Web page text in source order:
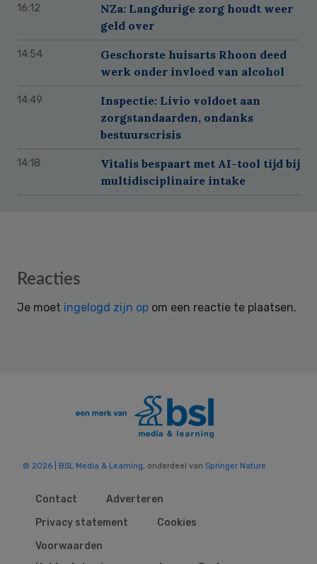
16:12
NZa: Langdurige zorg houdt weer
geld over
14:54
Geschorste huisarts Rhoon deed
werk onder invloed van alcohol
14:49
Inspectie: Livio voldoet aan
zorgstandaarden, ondanks
bestuurscrisis
14:18
Vitalis bespaart met AI-tool tijd bij
multidisciplinaire intake
Reader
Reacties
Je moet ingelogd zijn op om een reactie te plaatsen.
© 2026 | BSL Media & Learning, onderdeel van Springer Nature
Contact
Adverteren
Privacy statement
Cookies
Voorwaarden